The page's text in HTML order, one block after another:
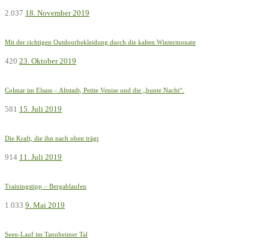
2.037 18. November 2019
Mit der richtigen Outdoorbekleidung durch die kalten Wintermonate
420 23. Oktober 2019
Colmar im Elsass – Altstadt, Petite Venise und die „bunte Nacht“.
581 15. Juli 2019
Die Kraft, die ihn nach oben trägt
914 11. Juli 2019
Trainingstipp – Bergablaufen
1.033 9. Mai 2019
Seen-Lauf im Tannheimer Tal